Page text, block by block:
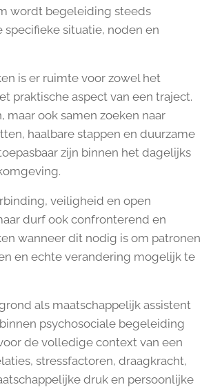
wordt begeleiding steeds
situatie, noden en
is er ruimte voor zowel het
praktische aspect van een traject.
maar ook samen zoeken naar
haalbare stappen en duurzame
zijn binnen het dagelijks
veiligheid en open
durf ook confronterend en
wanneer dit nodig is om patronen
en echte verandering mogelijk te
als maatschappelijk assistent
psychosociale begeleiding
de volledige context van een
stressfactoren, draagkracht,
druk en persoonlijke